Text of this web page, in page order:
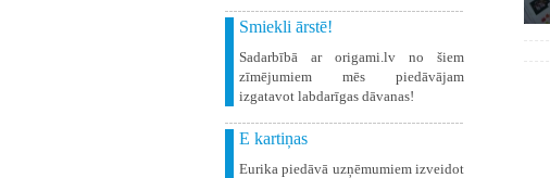
Smiekli ārstē!
Sadarbībā ar origami.lv no šiem
zīmējumiem mēs piedāvājam
izgatavot labdarīgas dāvanas!
E kartiņas
Eurika piedāvā uzņēmumiem izveidot